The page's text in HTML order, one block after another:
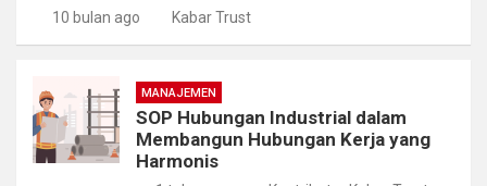
10 bulan ago Kabar Trust
MANAJEMEN
SOP Hubungan Industrial dalam
Membangun Hubungan Kerja yang
Harmonis